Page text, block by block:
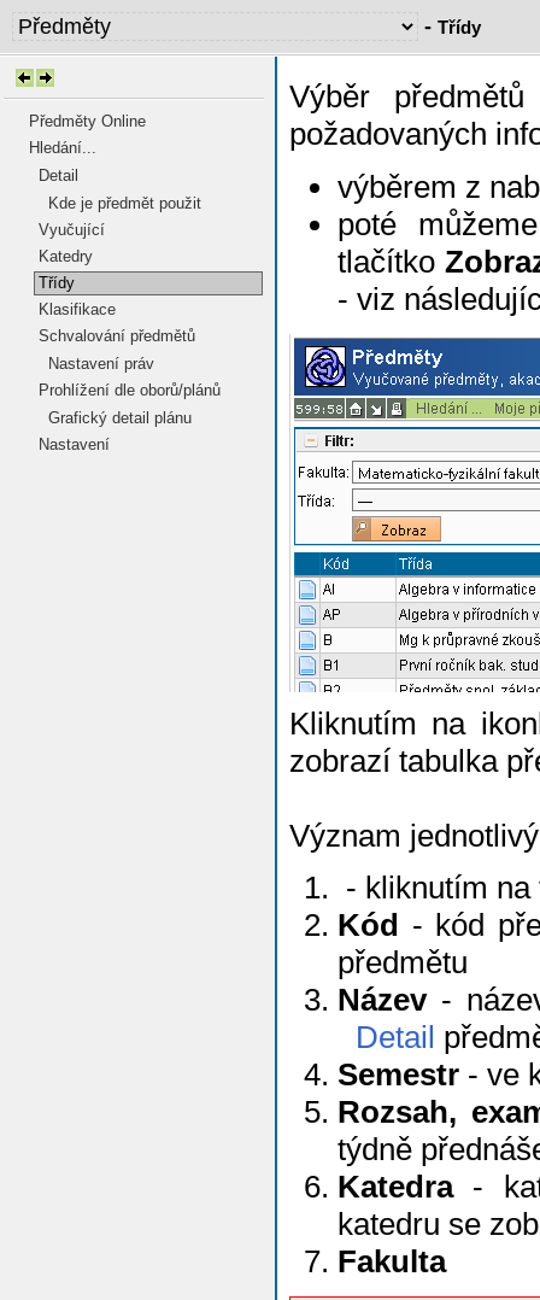
- Třídy
Předměty Online
Hledání...
Detail
Kde je předmět použit
Vyučující
Katedry
Třídy
Klasifikace
Schvalování předmětů
Nastavení práv
Prohlížení dle oborů/plánů
Grafický detail plánu
Nastavení
Výběr
požadovaných
výběrem z
poté
tlačítko
- viz
Kliknutím na
zobrazí tabulka
Význam
- kliknutím
Kód - kód
předmětu
Název-
Detail
Semestr - ve
Rozsah,
týdně
Katedra-
katedru se
Fakulta